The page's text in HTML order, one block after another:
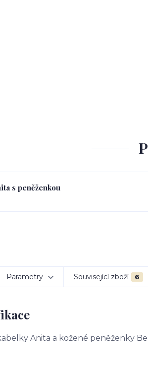
s peněženkou
Parametry Související zboží 6
Anita a kožené peněženky